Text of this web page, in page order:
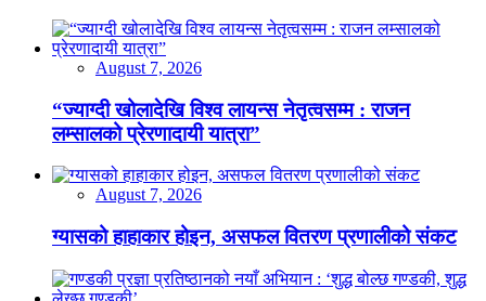
August 7, 2026
“ज्याग्दी खोलादेखि विश्व लायन्स नेतृत्वसम्म : राजन
लम्सालको प्रेरणादायी यात्रा”
August 7, 2026
ग्यासको हाहाकार होइन, असफल वितरण प्रणालीको संकट